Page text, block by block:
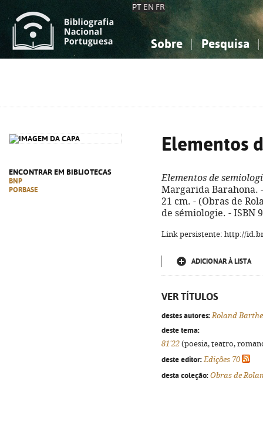
PT EN FR
Sobre Pesquisa
ENCONTRAR EM BIBLIOTECAS
BNP
PORBASE
Elementos
Elementos de
Margarida Barahona.
21 cm. - (Obras de
de sémiologie. - ISBN
Link persistente: http://
ADICIONAR À LISTA
VER TÍTULOS
destes autores: Roland
deste tema:
81'22 (poesia, teatro,
deste editor: Edições 70
desta coleção: Obras de